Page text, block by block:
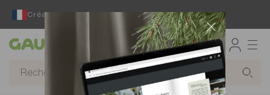
Créateur et fabricant français depuis 65 ans
Gautier